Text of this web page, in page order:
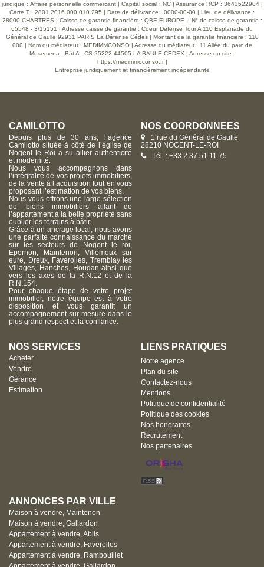
juridique : Affaire personnelle commercant | Capital social : NC | Assurance RCP : 3643522904 |
Carte T : 2801 2016 000 010 295 | Date de délivrance : 0000-00-00 | Lieu de délivrance :
28000 CHARTRES | Caisse de garantie financière : QBE EUROPE. | N° de caisse de garantie :
65548 - 3/15151 | Adresse caisse de garantie : Coeur Défense Tour A 110 Esplanade du
Général de Gaulle 92931 PARIS La Défense Cédes | Montant de la garantie financière : 110
000 | Nom du médiateur : MEDIMMCONSO | Adresse du médiateur : 11 Allée du parc de
Mesemena - Bât A - CS 25222 44505 LA BAULE CEDEX | Adresse du site :
https://medimmoconso.fr|
Entreprise juridiquement et financièrement indépendante
CAMILOTTO
Depuis plus de 30 ans, l’agence
Camilotto située à côté de l’église de
Nogent le Roi a su allier authenticité
et modernité.
Nous vous accompagnons dans
l’intégralité de vos projets immobiliers,
de la vente à l’acquisition tout en vous
proposant l’estimation de vos biens.
Nous vous offrons une large sélection
de biens immobiliers allant de
l’appartement à la belle propriété sans
oublier les terrains à bâtir.
Grâce à un ancrage local, nous avons
une parfaite connaissance du marché
sur les secteurs de Nogent le roi,
Epernon, Maintenon, Villemeux sur
eure, Dreux, Faverolles, Tremblay les
Villages, Hanches, Houdan ainsi que
vers les axes de la R.N.12 et de la
R.N.154.
Pour chaque étape de votre projet
immobilier, notre équipe est à votre
disposition et vous garantit un
accompagnement sur mesure dans le
plus grand respect et la confiance.
NOS COORDONNÉES
1 rue du Général de Gaulle
28210 NOGENT-LE-ROI
Tél. : +33 2 37 51 11 75
NOS SERVICES
Acheter
Vendre
Gérance
Estimation
LIENS PRATIQUES
Notre agence
Plan du site
Contactez-nous
Mentions
Politique de confidentialité
Politique des cookies
Nos honoraires
Recrutement
Nos partenaires
ANNONCES PAR VILLE
Maison à vendre, Maintenon
Maison à vendre, Gallardon
Appartement à vendre, Ablis
Appartement à vendre, Faverolles
Appartement à vendre, Rambouillet